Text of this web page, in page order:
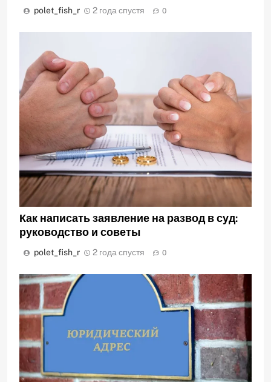
polet_fish_r 2 года спустя 0
Как написать заявление на развод в суд:
руководство и советы
polet_fish_r 2 года спустя 0